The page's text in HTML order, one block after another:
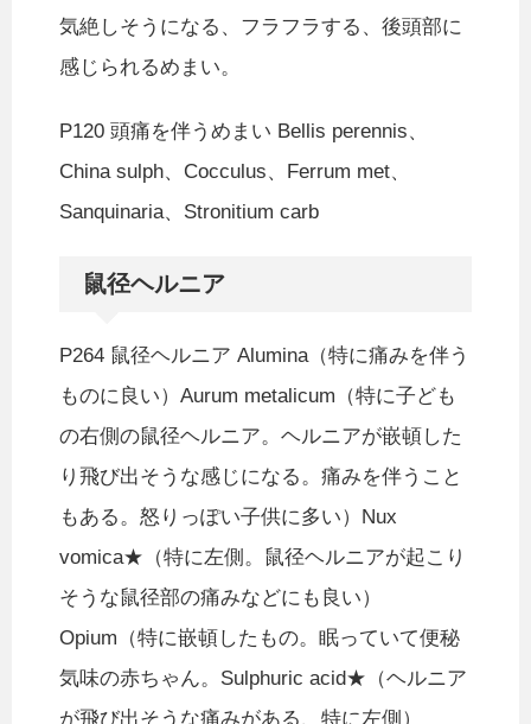
気絶しそうになる、フラフラする、後頭部に
感じられるめまい。
P120 頭痛を伴うめまい Bellis perennis、
China sulph、Cocculus、Ferrum met、
Sanquinaria、Stronitium carb
鼠径ヘルニア
P264 鼠径ヘルニア Alumina（特に痛みを伴う
ものに良い）Aurum metalicum（特に子ども
の右側の鼠径ヘルニア。ヘルニアが嵌頓した
り飛び出そうな感じになる。痛みを伴うこと
もある。怒りっぽい子供に多い）Nux
vomica★（特に左側。鼠径ヘルニアが起こり
そうな鼠径部の痛みなどにも良い）
Opium（特に嵌頓したもの。眠っていて便秘
気味の赤ちゃん。Sulphuric acid★（ヘルニア
が飛び出そうな痛みがある、特に左側）